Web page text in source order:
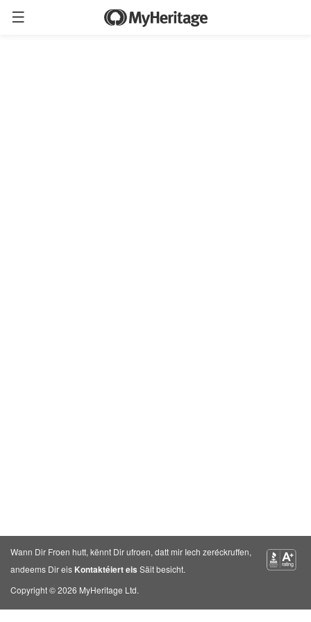
Wann Dir Froen hutt, kënnt Dir ufroen, datt mir Iech zeréckruffen,
andeems Dir eis Kontaktéiert eis Säit besicht.
Copyright © 2026 MyHeritage Ltd.